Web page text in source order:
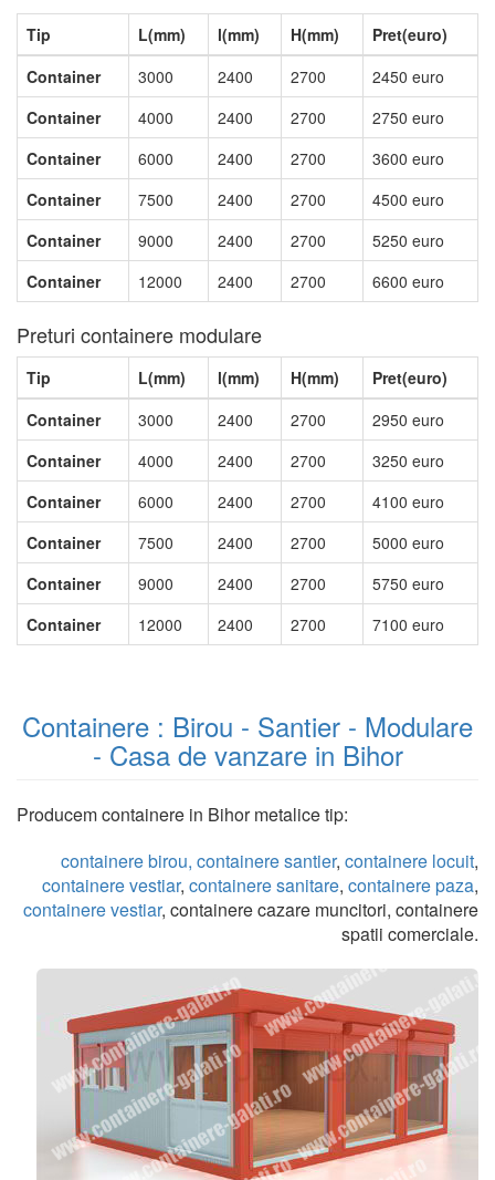
Tip L(mm) l(mm) H(mm)
Pret(euro)
Container
3000 2400 2700
2450 euro
Container
4000 2400 2700
2750 euro
Container
6000 2400 2700
3600 euro
Container
7500 2400 2700
4500 euro
Container
9000 2400 2700
5250 euro
Container
12000 2400 2700 6600 euro
Preturi containere modulare
Tip L(mm) l(mm) H(mm)
Pret(euro)
Container
3000 2400 2700
2950 euro
Container
4000 2400 2700
3250 euro
Container
6000 2400 2700
4100 euro
Container
7500 2400 2700
5000 euro
Container
9000 2400 2700
5750 euro
Container
12000 2400 2700 7100 euro
Containere : Birou - Santier - Modulare
- Casa de vanzare in Bihor
Producem containere in Bihor metalice tip:
containere birou, containere santier, containere locuit,
containere vestiar, containere sanitare, containere paza,
containere vestiar, containere cazare muncitori, containere
spatii comerciale.